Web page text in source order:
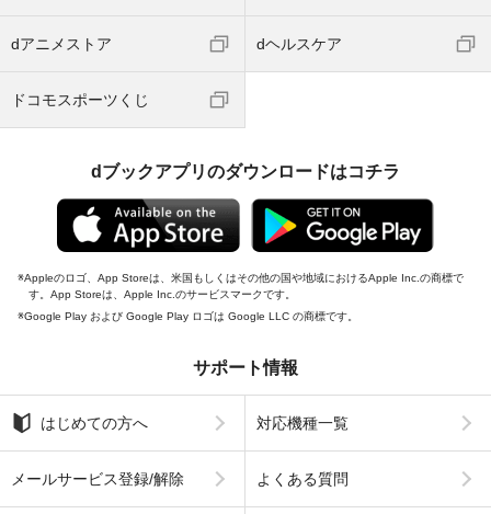
dアニメストア dヘルスケア
ドコモスポーツくじ
dブックアプリのダウンロードはコチラ
Appleのロゴ、App Storeは、米国もしくはその他の国や地域におけるApple Inc.の商標で
す。App Storeは、Apple Inc.のサービスマークです。
Google Play および Google Play ロゴは Google LLC の商標です。
サポート情報
はじめての方へ 対応機種一覧
メールサービス登録/解除 よくある質問